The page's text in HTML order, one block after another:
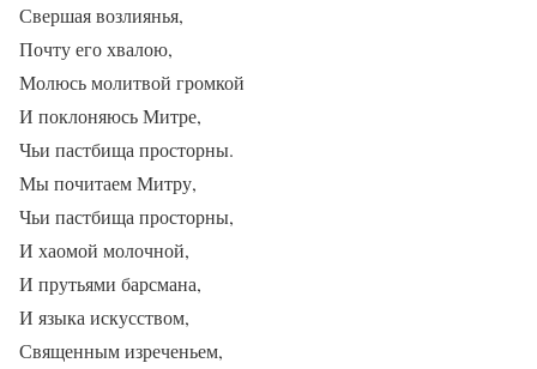
Свершая возлиянья,
Почту его хвалою,
Молюсь молитвой громкой
И поклоняюсь Митре,
Чьи пастбища просторны.
Мы почитаем Митру,
Чьи пастбища просторны,
И хаомой молочной,
И прутьями барсмана,
И языка искусством,
Священным изреченьем,